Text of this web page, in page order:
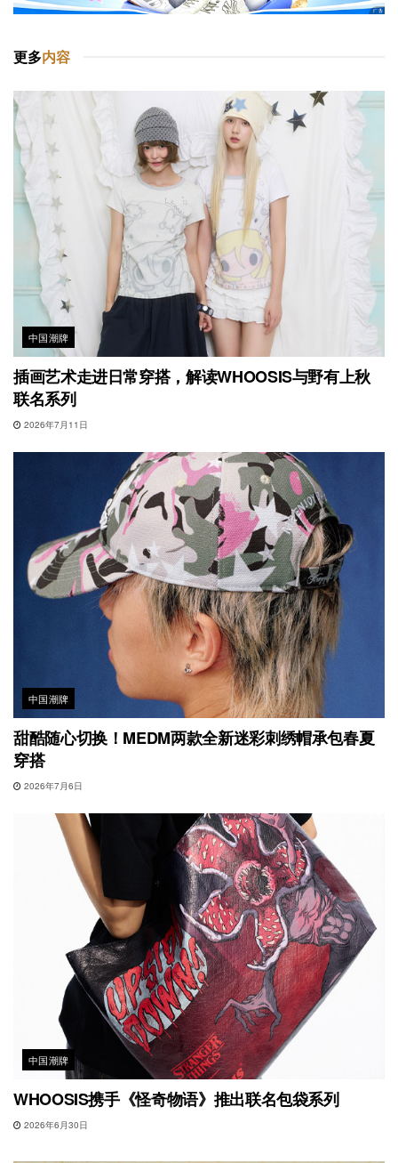
更多内容
中国潮牌
插画艺术走进日常穿搭，解读WHOOSIS与野有上秋
联名系列
2026年7月11日
中国潮牌
甜酷随心切换！MEDM两款全新迷彩刺绣帽承包春夏
穿搭
2026年7月6日
中国潮牌
WHOOSIS携手《怪奇物语》推出联名包袋系列
2026年6月30日